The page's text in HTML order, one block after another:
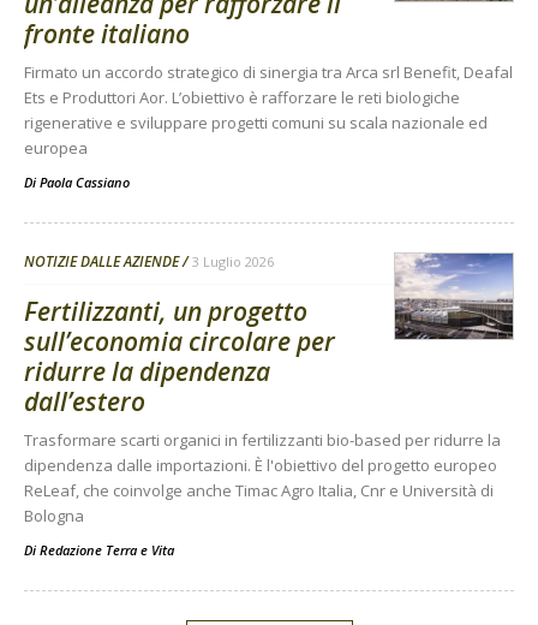
fronte italiano
Firmato un accordo strategico di sinergia tra Arca srl Benefit, Deafal
Ets e Produttori Aor. L’obiettivo è rafforzare le reti biologiche
rigenerative e sviluppare progetti comuni su scala nazionale ed
europea
Di Paola Cassiano
NOTIZIE DALLE AZIENDE 3 Luglio 2026
Fertilizzanti, un progetto
sull’economia circolare per
ridurre la dipendenza
dall’estero
Trasformare scarti organici in fertilizzanti bio-based per ridurre la
dipendenza dalle importazioni. È l'obiettivo del progetto europeo
ReLeaf, che coinvolge anche Timac Agro Italia, Cnr e Università di
Bologna
Di Redazione Terra e Vita